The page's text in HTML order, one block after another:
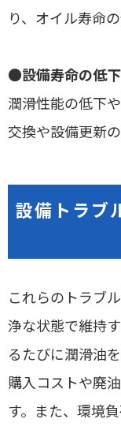
り、オイル寿命
●設備寿命の低下
潤滑性能の低下
交換や設備更新
設備トラブ
これらのトラブ
浄な状態で維持
るたびに潤滑油
購入コストや廃
す。また、環境